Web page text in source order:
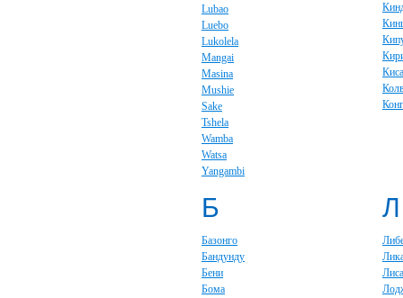
Lubao
Luebo
Lukolela
Mangai
Masina
Mushie
Sake
Tshela
Wamba
Watsa
Yangambi
Б
Базонго
Бандунду
Бени
Бома
Л